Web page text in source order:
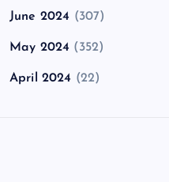
June 2024 (307)
May 2024 (352)
April 2024 (22)